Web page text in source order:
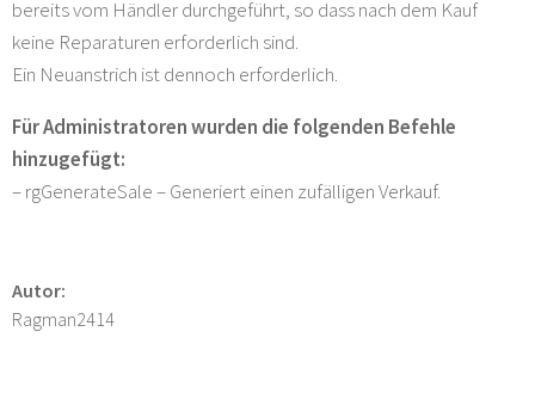
bereits vom Händler durchgeführt, so dass nach dem Kauf
keine Reparaturen erforderlich sind.
Ein Neuanstrich ist dennoch erforderlich.
Für Administratoren wurden die folgenden Befehle
hinzugefügt:
– rgGenerateSale – Generiert einen zufälligen Verkauf.
Autor:
Ragman2414